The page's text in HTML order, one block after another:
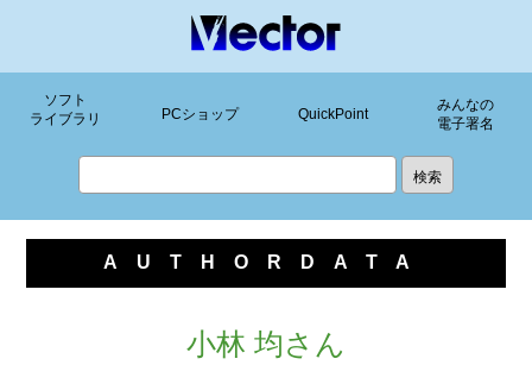
ソフト
ライブラリ
PCショップ QuickPoint
みんなの
電子署名
AUTHORDATA
小林 均さん